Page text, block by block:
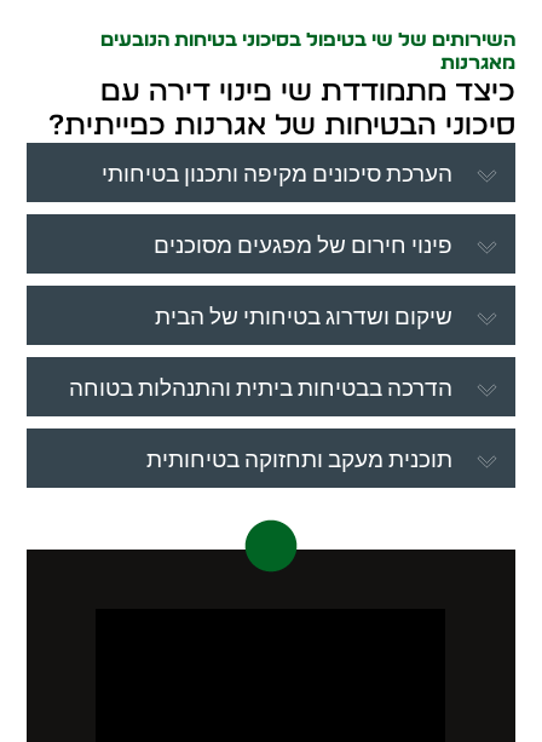
השירותים של שי בטיפול בסיכוני בטיחות הנובעים
מאגרנות
כיצד מתמודדת שי פינוי דירה עם
סיכוני הבטיחות של אגרנות כפייתית?
הערכת סיכונים מקיפה ותכנון בטיחותי
פינוי חירום של מפגעים מסוכנים
שיקום ושדרוג בטיחותי של הבית
הדרכה בבטיחות ביתית והתנהלות בטוחה
תוכנית מעקב ותחזוקה בטיחותית